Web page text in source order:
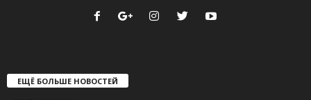
ЕЩЁ БОЛЬШЕ НОВОСТЕЙ